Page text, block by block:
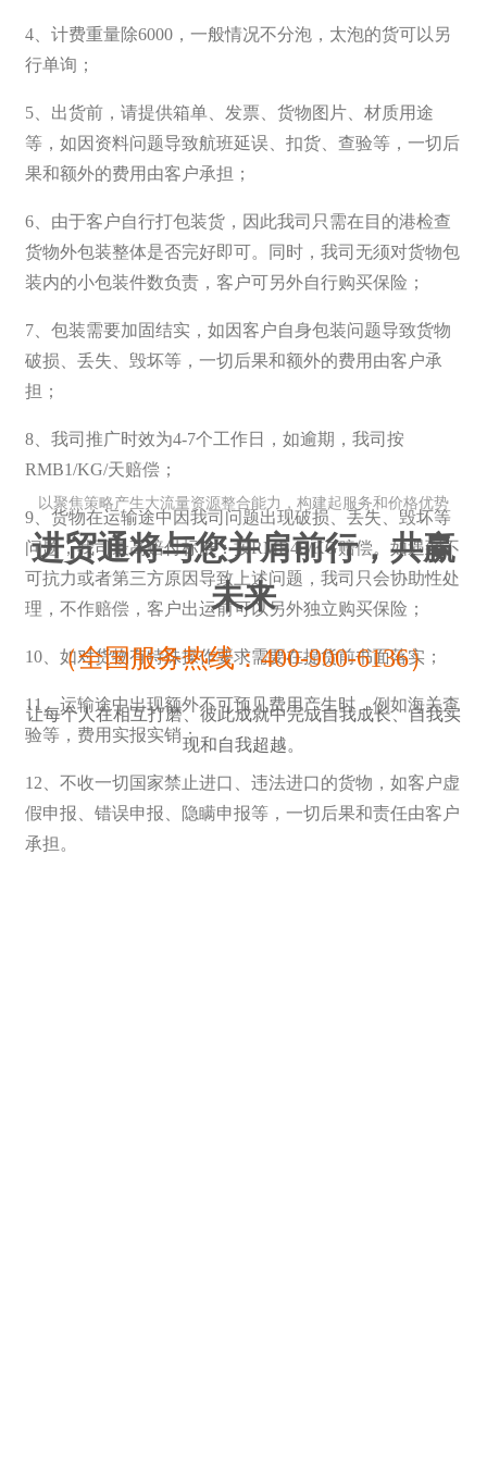
4、计费重量除6000，一般情况不分泡，太泡的货可以另
行单询；
5、出货前，请提供箱单、发票、货物图片、材质用途
等，如因资料问题导致航班延误、扣货、查验等，一切后
果和额外的费用由客户承担；
6、由于客户自行打包装货，因此我司只需在目的港检查
货物外包装整体是否完好即可。同时，我司无须对货物包
装内的小包装件数负责，客户可另外自行购买保险；
7、包装需要加固结实，如因客户自身包装问题导致货物
破损、丢失、毁坏等，一切后果和额外的费用由客户承
担；
8、我司推广时效为4-7个工作日，如逾期，我司按
RMB1/KG/天赔偿；
9、货物在运输途中因我司问题出现破损、丢失、毁坏等
问题，我司最高赔付标准：按RMB40/KG赔偿。如遇到不
可抗力或者第三方原因导致上述问题，我司只会协助性处
理，不作赔偿，客户出运前可以另外独立购买保险；
10、如对货物有特殊操作要求需要在提货前书面落实；
11、运输途中出现额外不可预见费用产生时，例如海关查
验等，费用实报实销；
12、不收一切国家禁止进口、违法进口的货物，如客户虚
假申报、错误申报、隐瞒申报等，一切后果和责任由客户
承担。
以聚焦策略产生大流量资源整合能力，构建起服务和价格优势
进贸通将与您并肩前行，共赢
未来
（全国服务热线：400-900-6136）
让每个人在相互打磨、彼此成就中完成自我成长、自我实
现和自我超越。